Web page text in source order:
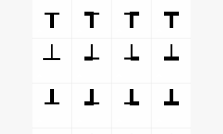
┰ ┱ ┲
┳
┴
┵ ┶
┷
┸
┹ ┺
┻